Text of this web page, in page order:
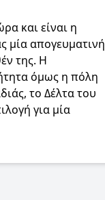
και είναι η
μία απογευματινή
της. Η
όμως η πόλη
το Δέλτα του
για μία